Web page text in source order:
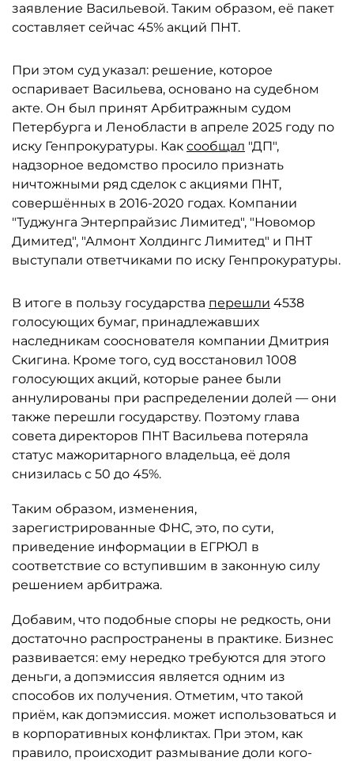
заявление Васильевой. Таким образом, её пакет
составляет сейчас 45% акций ПНТ.
При этом суд указал: решение, которое
оспаривает Васильева, основано на судебном
акте. Он был принят Арбитражным судом
Петербурга и Ленобласти в апреле 2025 году по
иску Генпрокуратуры. Как сообщал "ДП",
надзорное ведомство просило признать
ничтожными ряд сделок с акциями ПНТ,
совершённых в 2016-2020 годах. Компании
"Туджунга Энтерпрайзис Лимитед", "Новомор
Димитед", "Алмонт Холдингс Лимитед" и ПНТ
выступали ответчиками по иску Генпрокуратуры.
В итоге в пользу государства перешли 4538
голосующих бумаг, принадлежавших
наследникам сооснователя компании Дмитрия
Скигина. Кроме того, суд восстановил 1008
голосующих акций, которые ранее были
аннулированы при распределении долей — они
также перешли государству. Поэтому глава
совета директоров ПНТ Васильева потеряла
статус мажоритарного владельца, её доля
снизилась с 50 до 45%.
Таким образом, изменения,
зарегистрированные ФНС, это, по сути,
приведение информации в ЕГРЮЛ в
соответствие со вступившим в законную силу
решением арбитража.
Добавим, что подобные споры не редкость, они
достаточно распространены в практике. Бизнес
развивается: ему нередко требуются для этого
деньги, а допэмиссия является одним из
способов их получения. Отметим, что такой
приём, как допэмиссия. может использоваться и
в корпоративных конфликтах. При этом, как
правило, происходит размывание доли кого-